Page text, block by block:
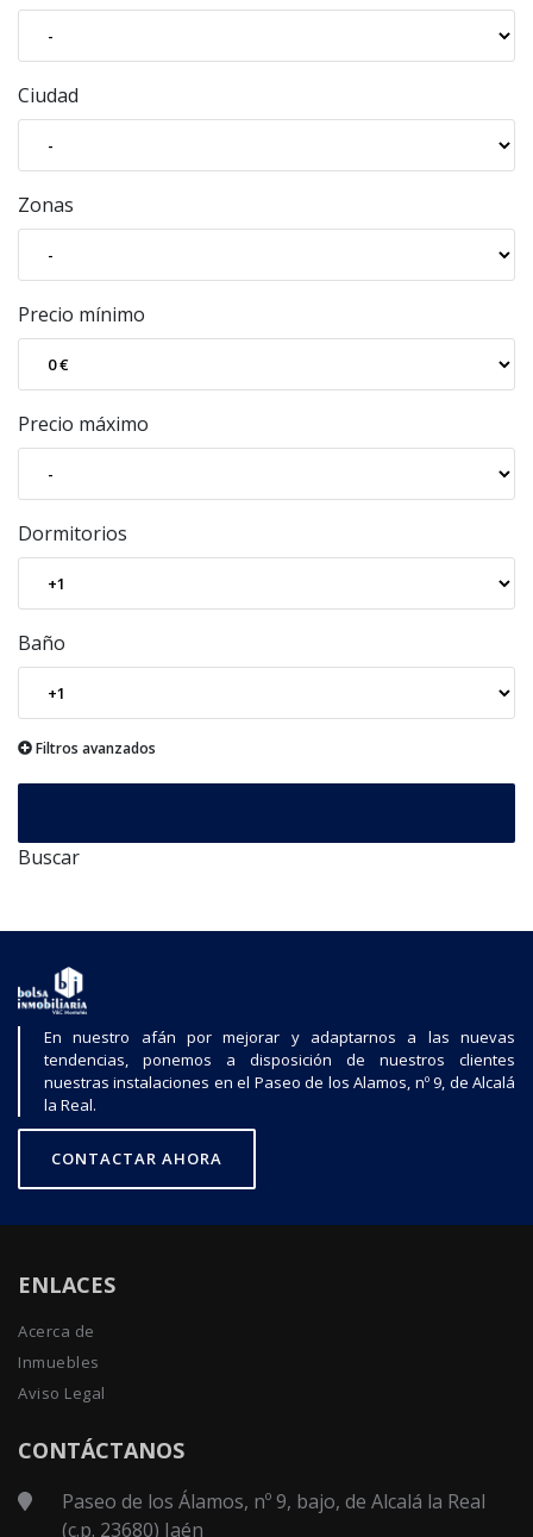
Ciudad
Zonas
Precio mínimo
Precio máximo
Dormitorios
Baño
Filtros avanzados
Buscar
En nuestro afán por mejorar y adaptarnos a las nuevas
tendencias, ponemos a disposición de nuestros clientes
nuestras instalaciones en el Paseo de los Alamos, nº 9, de Alcalá
la Real.
CONTACTAR AHORA
ENLACES
Acerca de
Inmuebles
Aviso Legal
CONTÁCTANOS
Paseo de los Álamos, nº 9, bajo, de Alcalá la Real
(c.p. 23680) Jaén